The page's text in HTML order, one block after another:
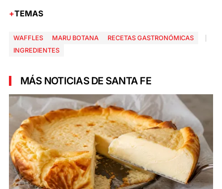
TEMAS
WAFFLES MARU BOTANA
RECETAS GASTRONÓMICAS
INGREDIENTES
MÁS NOTICIAS DE SANTA FE